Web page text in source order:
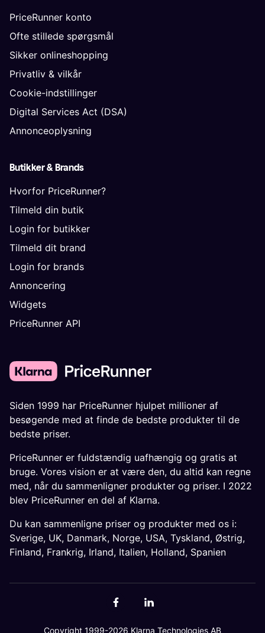
PriceRunner konto
Ofte stillede spørgsmål
Sikker onlineshopping
Privatliv & vilkår
Cookie-indstillinger
Digital Services Act (DSA)
Annonceoplysning
Butikker & Brands
Hvorfor PriceRunner?
Tilmeld din butik
Login for butikker
Tilmeld dit brand
Login for brands
Annoncering
Widgets
PriceRunner API
Siden 1999 har PriceRunner hjulpet millioner af
besøgende med at finde de bedste produkter til de
bedste priser.
PriceRunner er fuldstændig uafhængig og gratis at
bruge. Vores vision er at være den, du altid kan regne
med, når du sammenligner produkter og priser. I 2022
blev PriceRunner en del af Klarna.
Du kan sammenligne priser og produkter med os i:
Sverige, UK, Danmark, Norge, USA, Tyskland, Østrig,
Finland, Frankrig, Irland, Italien, Holland, Spanien
Copyright 1999-2026 Klarna Technologies AB